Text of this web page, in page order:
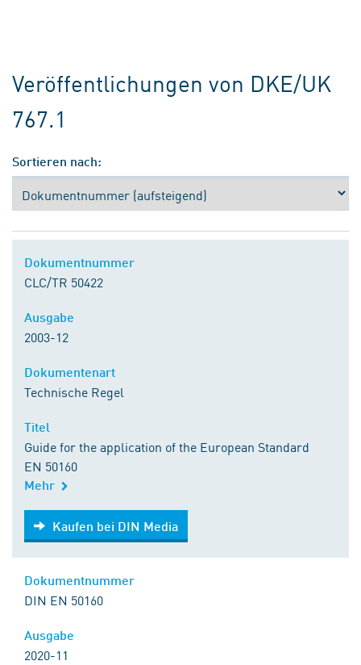
Veröffentlichungen von DKE/UK
767.1
Sortieren nach:
CLC/TR 50422
2003-12
Technische Regel
Guide for the application of the European Standard
EN 50160
Mehr
Kaufen bei DIN Media
Kaufen bei DIN Media
DIN EN 50160
2020-11